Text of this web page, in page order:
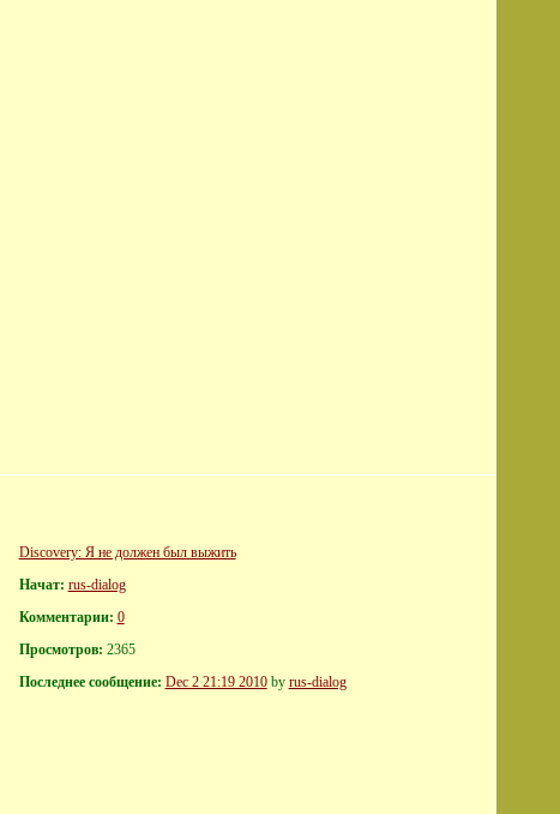
Discovery: Я не должен был выжить
Начат: rus-dialog
Комментарии: 0
Просмотров: 2365
Последнее сообщение: Dec 2 21:19 2010by rus-dialog